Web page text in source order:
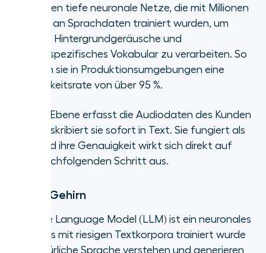
verwenden tiefe neuronale Netze, die mit Millionen
Stunden an Sprachdaten trainiert wurden, um
Akzente, Hintergrundgeräusche und
bereichsspezifisches Vokabular zu verarbeiten. So
erreichen sie in Produktionsumgebungen eine
Genauigkeitsrate von über 95 %.
Die STT-Ebene erfasst die Audiodaten des Kunden
und transkribiert sie sofort in Text. Sie fungiert als
„Ohr“ und ihre Genauigkeit wirkt sich direkt auf
jeden nachfolgenden Schritt aus.
2. LLM-Gehirn
Ein Large Language Model (LLM) ist ein neuronales
Netz, das mit riesigen Textkorpora trainiert wurde
und natürliche Sprache verstehen und generieren